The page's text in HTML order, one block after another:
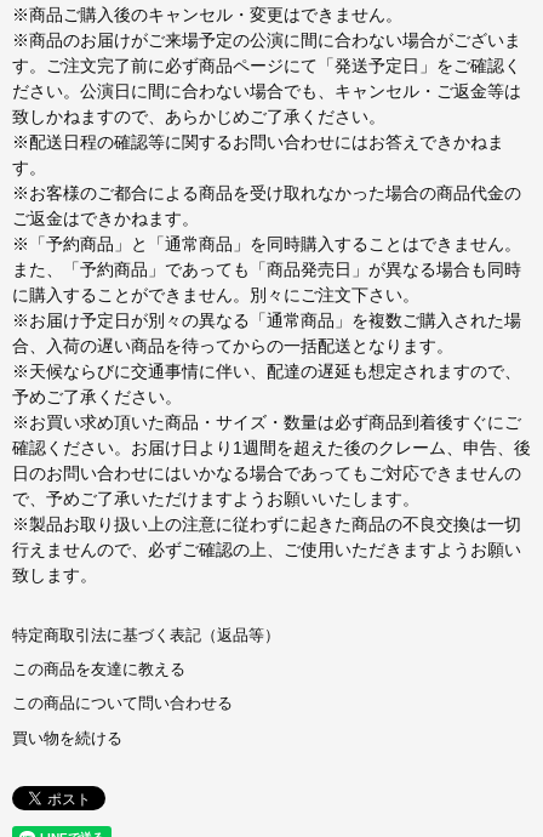
※商品ご購入後のキャンセル・変更はできません。
※商品のお届けがご来場予定の公演に間に合わない場合がございま
す。ご注文完了前に必ず商品ページにて「発送予定日」をご確認く
ださい。公演日に間に合わない場合でも、キャンセル・ご返金等は
致しかねますので、あらかじめご了承ください。
※配送日程の確認等に関するお問い合わせにはお答えできかねま
す。
※お客様のご都合による商品を受け取れなかった場合の商品代金の
ご返金はできかねます。
※「予約商品」と「通常商品」を同時購入することはできません。
また、「予約商品」であっても「商品発売日」が異なる場合も同時
に購入することができません。別々にご注文下さい。
※お届け予定日が別々の異なる「通常商品」を複数ご購入された場
合、入荷の遅い商品を待ってからの一括配送となります。
※天候ならびに交通事情に伴い、配達の遅延も想定されますので、
予めご了承ください。
※お買い求め頂いた商品・サイズ・数量は必ず商品到着後すぐにご
確認ください。お届け日より1週間を超えた後のクレーム、申告、後
日のお問い合わせにはいかなる場合であってもご対応できませんの
で、予めご了承いただけますようお願いいたします。
※製品お取り扱い上の注意に従わずに起きた商品の不良交換は一切
行えませんので、必ずご確認の上、ご使用いただきますようお願い
致します。
特定商取引法に基づく表記（返品等）
この商品を友達に教える
この商品について問い合わせる
買い物を続ける